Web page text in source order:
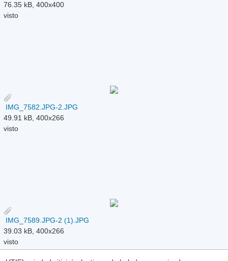
76.35 kB, 400x400
visto
IMG_7582.JPG-2.JPG
49.91 kB, 400x266
visto
IMG_7589.JPG-2 (1).JPG
39.03 kB, 400x266
visto